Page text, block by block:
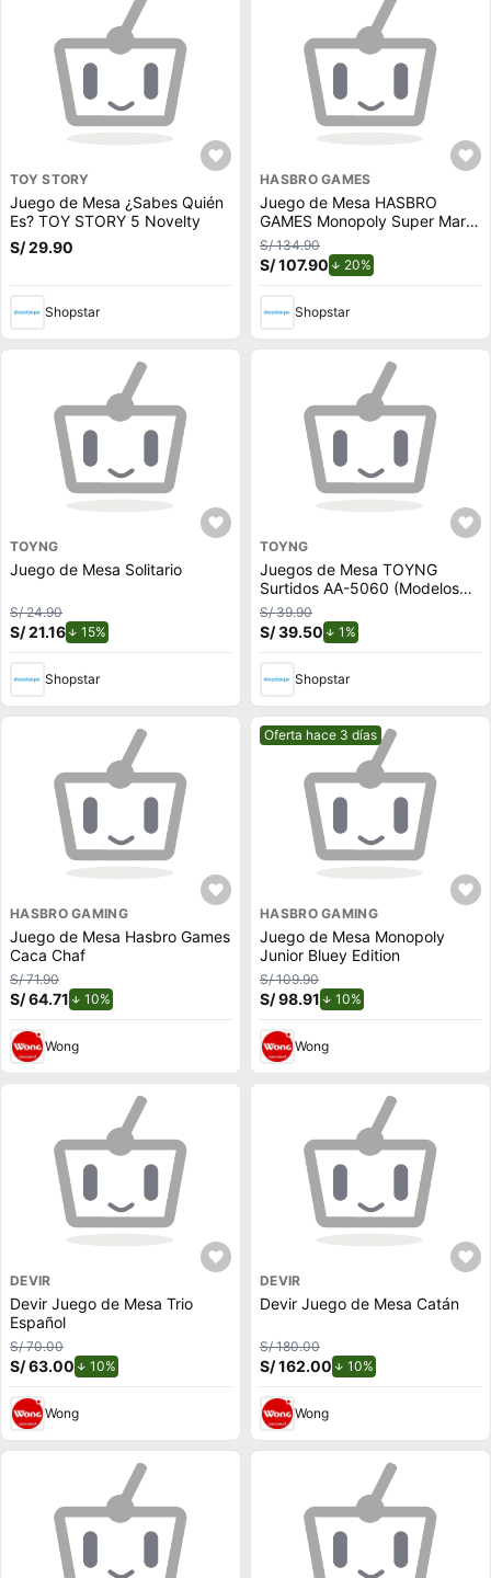
TOY STORY
Juego de Mesa ¿Sabes Quién
Es? TOY STORY 5 Novelty
S/ 29.90
Shopstar
HASBRO GAMES
Juego de Mesa HASBRO
GAMES Monopoly Super Mario
Galaxy
S/ 134.90
S/ 107.90 20%
Shopstar
TOYNG
Juego de Mesa Solitario
S/ 24.90
S/ 21.16 15%
Shopstar
TOYNG
Juegos de Mesa TOYNG
Surtidos AA-5060 (Modelos
Aleatorios)
S/ 39.90
S/ 39.50 1%
Shopstar
HASBRO GAMING
Juego de Mesa Hasbro Games
Caca Chaf
S/ 71.90
S/ 64.71 10%
Wong
Mejor precio.
Oferta hace 3 días
HASBRO GAMING
Juego de Mesa Monopoly
Junior Bluey Edition
S/ 109.90
S/ 98.91 10%
Wong
DEVIR
Devir Juego de Mesa Trio
Español
S/ 70.00
S/ 63.00 10%
Wong
DEVIR
Devir Juego de Mesa Catán
S/ 180.00
S/ 162.00 10%
Wong